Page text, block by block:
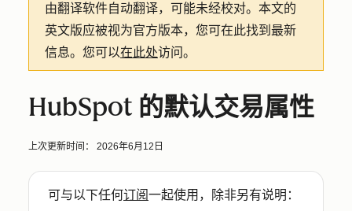
由翻译软件自动翻译，可能未经校对。本文的
英文版应被视为官方版本，您可在此找到最新
信息。您可以在此处访问。
HubSpot 的默认交易属性
上次更新时间： 2026年6月12日
可与以下任何订阅一起使用，除非另有说明：